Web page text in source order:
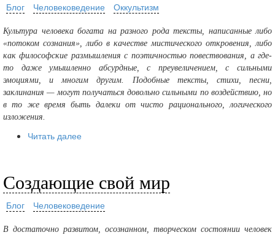
Блог Человековедение Оккультизм
Культура человека богата на разного рода тексты, написанные либо
«потоком сознания», либо в качестве мистического откровения, либо
как философские размышления с поэтичностью повествования, а где-
то даже умышленно абсурдные, с преувеличением, с сильными
эмоциями, и многим другим. Подобные тексты, стихи, песни,
заклинания — могут получаться довольно сильными по воздействию, но
в то же время быть далеки от чисто рационального, логического
изложения.
Читать далее
Создающие свой мир
Блог Человековедение
В достаточно развитом, осознанном, творческом состоянии человек